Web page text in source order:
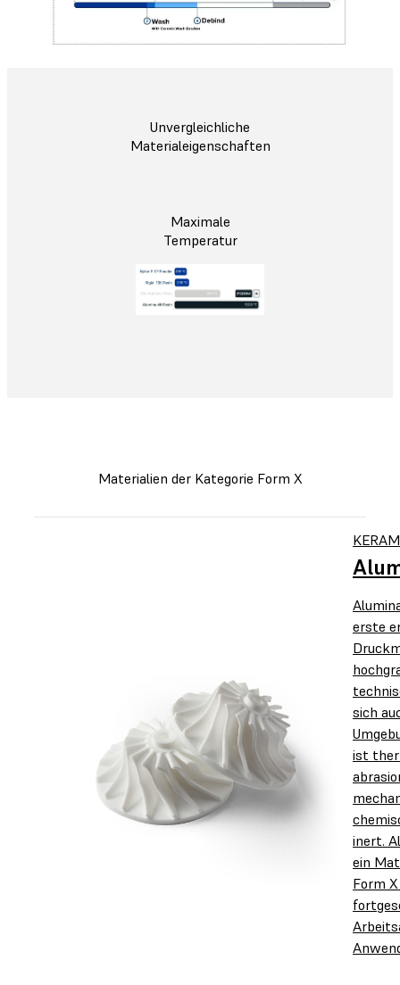
Unvergleichliche
Materialeigenschaften
Maximale
Temperatur
Materialien der Kategorie Form X
erste
sich
ist
inert.
ein
Form